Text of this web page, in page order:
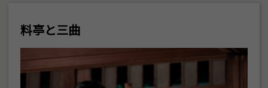
料亭と三曲